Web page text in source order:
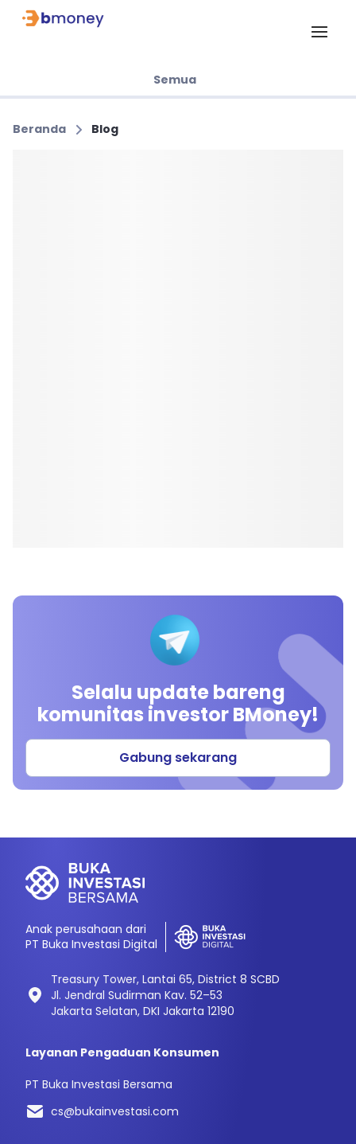
Semua
Beranda Blog
Selalu update bareng
komunitas investor BMoney!
Gabung sekarang
Anak perusahaan dari
PT Buka Investasi Digital
Treasury Tower, Lantai 65, District 8 SCBD
Jl. Jendral Sudirman Kav. 52–53
Jakarta Selatan, DKI Jakarta 12190
Layanan Pengaduan Konsumen
PT Buka Investasi Bersama
cs@bukainvestasi.com